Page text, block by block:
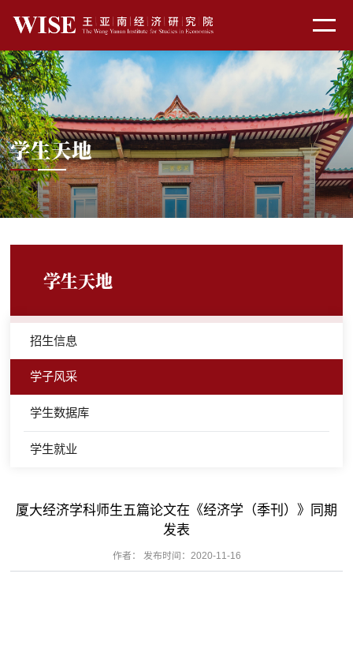
学生天地
学生天地
招生信息
学子风采
学生数据库
学生就业
厦大经济学科师生五篇论文在《经济学（季刊）》同期
发表
作者： 发布时间：2020-11-16